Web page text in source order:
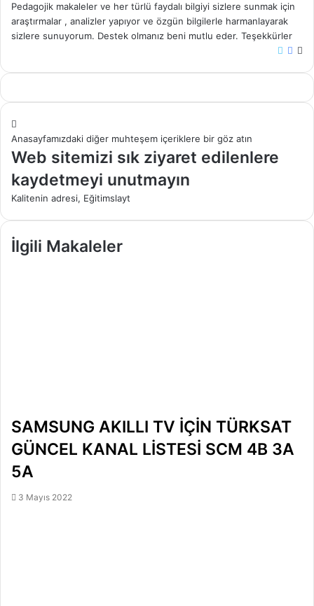
Pedagojik makaleler ve her türlü faydalı bilgiyi sizlere sunmak için
araştırmalar , analizler yapıyor ve özgün bilgilerle harmanlayarak
sizlere sunuyorum. Destek olmanız beni mutlu eder. Teşekkürler
Anasayfamızdaki diğer muhteşem içeriklere bir göz atın
Web sitemizi sık ziyaret edilenlere
kaydetmeyi unutmayın
Kalitenin adresi, Eğitimslayt
İlgili Makaleler
SAMSUNG AKILLI TV İÇİN TÜRKSAT
GÜNCEL KANAL LİSTESİ SCM 4B 3A
5A
3 Mayıs 2022